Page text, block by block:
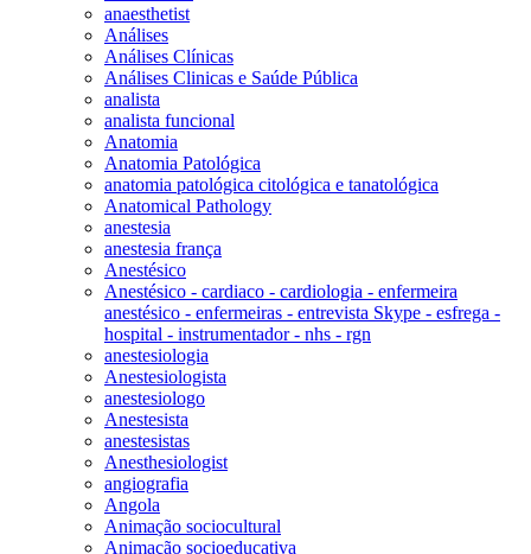
anaesthetist
Análises
Análises Clínicas
Análises Clinicas e Saúde Pública
analista
analista funcional
Anatomia
Anatomia Patológica
anatomia patológica citológica e tanatológica
Anatomical Pathology
anestesia
anestesia frança
Anestésico
Anestésico - cardiaco - cardiologia - enfermeira
anestésico - enfermeiras - entrevista Skype - esfrega -
hospital - instrumentador - nhs - rgn
anestesiologia
Anestesiologista
anestesiologo
Anestesista
anestesistas
Anesthesiologist
angiografia
Angola
Animação sociocultural
Animação socioeducativa